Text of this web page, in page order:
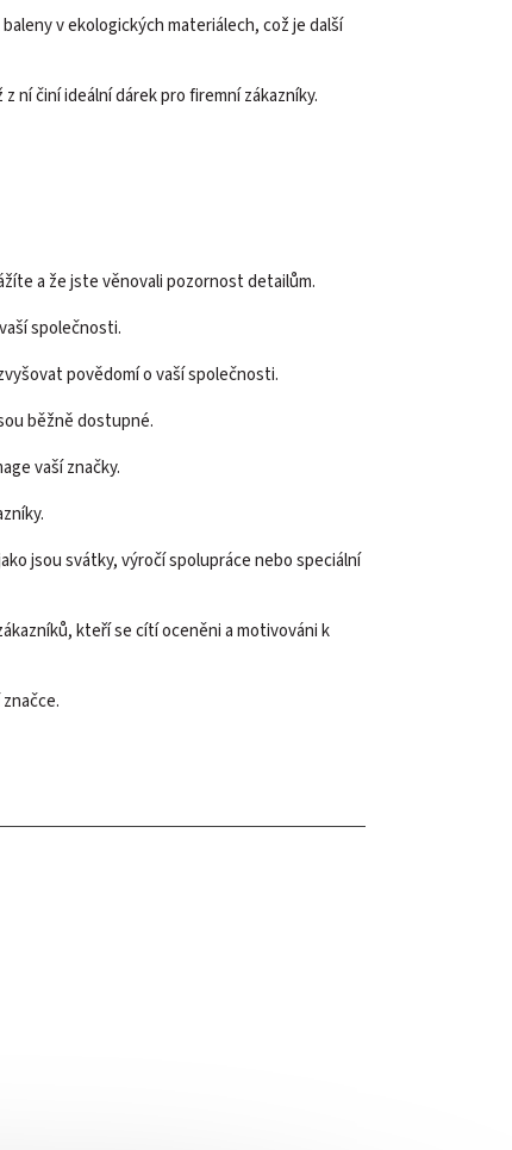
v ekologických materiálech, což je další
ní činí ideální dárek pro firemní zákazníky.
a že jste věnovali pozornost detailům.
společnosti.
povědomí o vaší společnosti.
běžně dostupné.
vaší značky.
jsou svátky, výročí spolupráce nebo speciální
kteří se cítí oceněni a motivováni k